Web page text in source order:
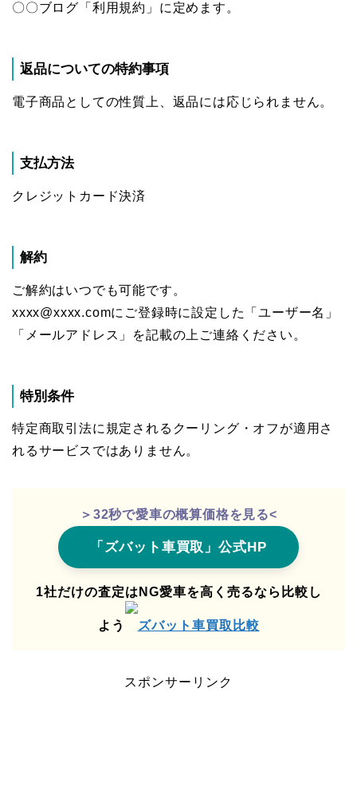
〇〇ブログ「利用規約」に定めます。
返品についての特約事項
電子商品としての性質上、返品には応じられません。
支払方法
クレジットカード決済
解約
ご解約はいつでも可能です。
xxxx@xxxx.comにご登録時に設定した「ユーザー名」
「メールアドレス」を記載の上ご連絡ください。
特別条件
特定商取引法に規定されるクーリング・オフが適用さ
れるサービスではありません。
＞32秒で愛車の概算価格を見る<
「ズバット車買取」公式HP
1社だけの査定はNG愛車を高く売るなら比較し
よう ズバット車買取比較
スポンサーリンク